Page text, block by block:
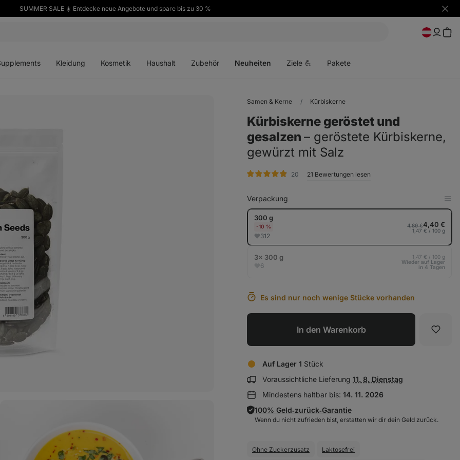
SUMMER SALE ☀️ Entdecke neue Angebote und spare bis zu 30 %
Kleidung Kosmetik Haushalt Zubehör Neuheiten Ziele 💪 Pakete
Samen & Kerne Kürbiskerne
Kürbiskerne geröstet und
gesalzen ⁠–⁠ geröstete Kürbiskerne,
gewürzt mit Salz
20 Bewertungen
21 Bewertungen lesen
Verpackung
in
300 g
-10 %
312
4,89 €4,40 €
1,47 € / 100 g
3× 300 g
6
1,47 € / 100 g
Wieder auf Lager
in 4 Tagen
Es sind nur noch wenige Stücke vorhanden
In den Warenkorb
Auf Lager 1 Stück
Voraussichtliche Lieferung Lieferinformationen
11. 8. Dienstag
Mindestens haltbar bis: 14. 11. 2026
100% Geld‑zurück‑Garantie
Wenn du nicht zufrieden bist, erstatten wir dir dein Geld zurück.
Ohne Zuckerzusatz Laktosefrei